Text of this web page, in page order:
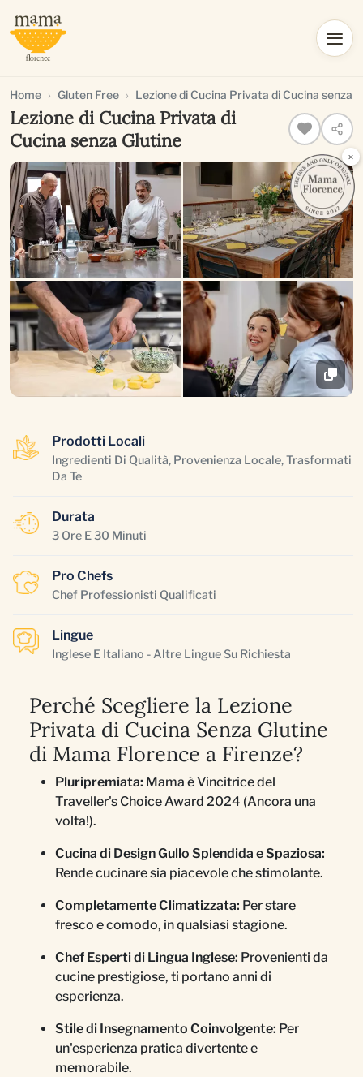
Home Gluten Free Lezione di Cucina Privata di Cucina senza
Lezione di Cucina Privata di
Cucina senza Glutine
Prodotti Locali
Ingredienti Di Qualità, Provenienza Locale, Trasformati
Da Te
Durata
3 Ore E 30 Minuti
Pro Chefs
Chef Professionisti Qualificati
Lingue
Inglese E Italiano - Altre Lingue Su Richiesta
Perché Scegliere la Lezione
Privata di Cucina Senza Glutine
di Mama Florence a Firenze?
Pluripremiata: Mama è Vincitrice del
Traveller's Choice Award 2024 (Ancora una
volta!).
Cucina di Design Gullo Splendida e Spaziosa:
Rende cucinare sia piacevole che stimolante.
Completamente Climatizzata: Per stare
fresco e comodo, in qualsiasi stagione.
Chef Esperti di Lingua Inglese: Provenienti da
cucine prestigiose, ti portano anni di
esperienza.
Stile di Insegnamento Coinvolgente: Per
un'esperienza pratica divertente e
memorabile.
×